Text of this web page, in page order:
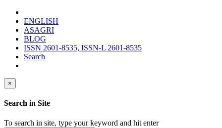
ENGLISH
ASAGRI
BLOG
ISSN 2601-8535, ISSN-L 2601-8535
Search
×
Search in Site
To search in site, type your keyword and hit enter